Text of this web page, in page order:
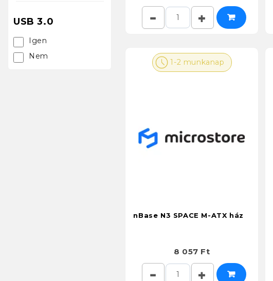
USB 3.0
Igen
Nem
1-2 munkanap
nBase N3 SPACE M-ATX ház
8 057 Ft